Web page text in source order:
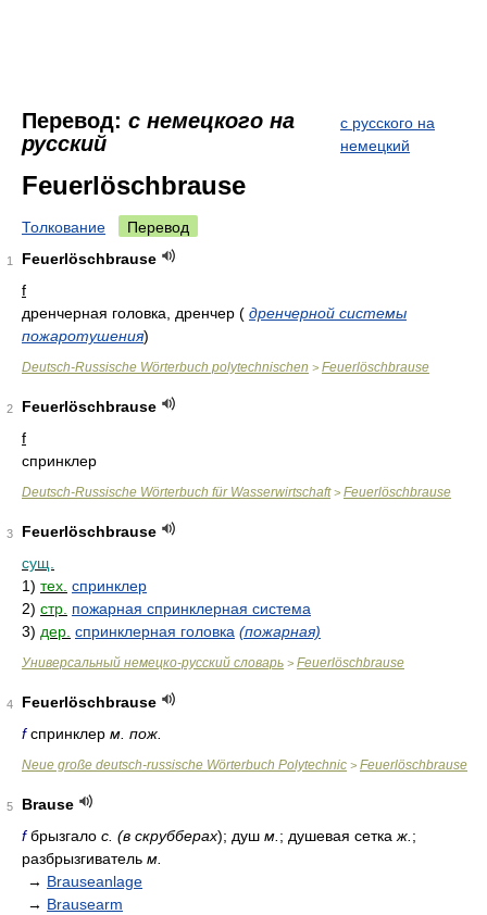
Перевод: с немецкого на
русский
с русского на
немецкий
Feuerlöschbrause
Толкование Перевод
1
Feuerlöschbrause
f
дренчерная головка, дренчер ( дренчерной системы
пожаротушения)
Deutsch-Russische Wörterbuch polytechnischen > Feuerlöschbrause
2
Feuerlöschbrause
f
спринклер
Deutsch-Russische Wörterbuch für Wasserwirtschaft> Feuerlöschbrause
3
Feuerlöschbrause
сущ.
1) тех. спринклер
2) стр. пожарная спринклерная система
3) дер. спринклерная головка (пожарная)
Универсальный немецко-русский словарь > Feuerlöschbrause
4
Feuerlöschbrause
fспринклер м. пож.
Neue große deutsch-russische Wörterbuch Polytechnic > Feuerlöschbrause
5
Brause
fбрызгало с. (в скрубберах); душ м. ; душевая сетка ж. ;
разбрызгиватель м.
→ Brauseanlage
→ Brausearm